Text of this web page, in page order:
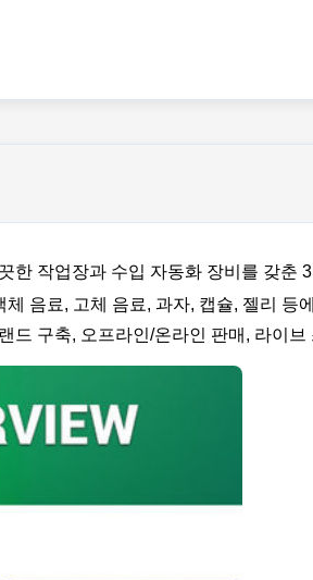
한 작업장과 수입 자동화 장비를 갖춘
음료, 고체 음료, 과자, 캡슐, 젤리 등
드 구축, 오프라인/온라인 판매, 라이브